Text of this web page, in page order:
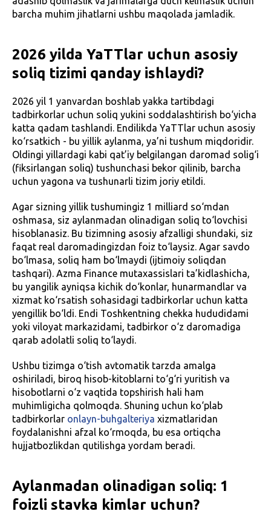
barcha muhim jihatlarni ushbu maqolada jamladik.
2026 yilda YaTTlar uchun asosiy
soliq tizimi qanday ishlaydi?
2026 yil 1 yanvardan boshlab yakka tartibdagi
tadbirkorlar uchun soliq yukini soddalashtirish bo‘yicha
katta qadam tashlandi. Endilikda YaTTlar uchun asosiy
ko‘rsatkich - bu yillik aylanma, ya’ni tushum miqdoridir.
Oldingi yillardagi kabi qat’iy belgilangan daromad solig‘i
(fiksirlangan soliq) tushunchasi bekor qilinib, barcha
uchun yagona va tushunarli tizim joriy etildi.
Agar sizning yillik tushumingiz 1 milliard so‘mdan
oshmasa, siz aylanmadan olinadigan soliq to‘lovchisi
hisoblanasiz. Bu tizimning asosiy afzalligi shundaki, siz
faqat real daromadingizdan foiz to‘laysiz. Agar savdo
bo‘lmasa, soliq ham bo‘lmaydi (ijtimoiy soliqdan
tashqari). Azma Finance mutaxassislari ta’kidlashicha,
bu yangilik ayniqsa kichik do‘konlar, hunarmandlar va
xizmat ko‘rsatish sohasidagi tadbirkorlar uchun katta
yengillik bo‘ldi. Endi Toshkentning chekka hududidami
yoki viloyat markazidami, tadbirkor o‘z daromadiga
qarab adolatli soliq to‘laydi.
Ushbu tizimga o‘tish avtomatik tarzda amalga
oshiriladi, biroq hisob-kitoblarni to‘g‘ri yuritish va
hisobotlarni o‘z vaqtida topshirish hali ham
muhimligicha qolmoqda. Shuning uchun ko‘plab
tadbirkorlar onlayn-buhgalteriya xizmatlaridan
foydalanishni afzal ko‘rmoqda, bu esa ortiqcha
hujjatbozlikdan qutilishga yordam beradi.
Aylanmadan olinadigan soliq: 1
foizli stavka kimlar uchun?